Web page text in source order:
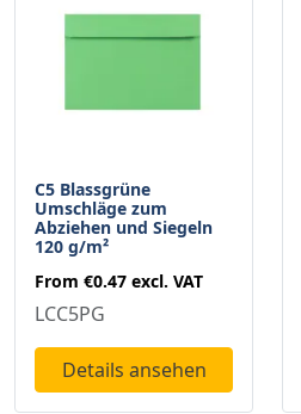
C5 Blassgrüne
Umschläge zum
Abziehen und Siegeln
120 g/m²
From €0.47 excl. VAT
LCC5PG
Details ansehen